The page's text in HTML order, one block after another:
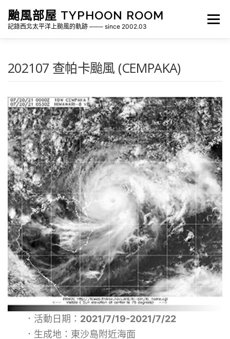
颱風部屋 TYPHOON ROOM
記錄西北太平洋上颱風的軌跡 ─── since 2002.03
選單
各地瞬間風速紀錄 侵台颱風新聞剪報 氣象相關資源
202107 查帕卡颱風 (CEMPAKA)
．活動日期： 2021/7/19-2021/7/22
．生成地：東沙島附近海面